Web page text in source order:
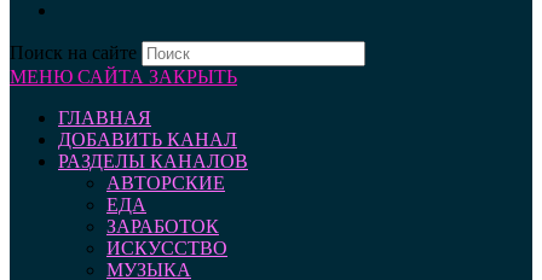
Поиск на сайте
МЕНЮ САЙТА ЗАКРЫТЬ
ГЛАВНАЯ
ДОБАВИТЬ КАНАЛ
РАЗДЕЛЫ КАНАЛОВ
АВТОРСКИЕ
ЕДА
ЗАРАБОТОК
ИСКУССТВО
МУЗЫКА